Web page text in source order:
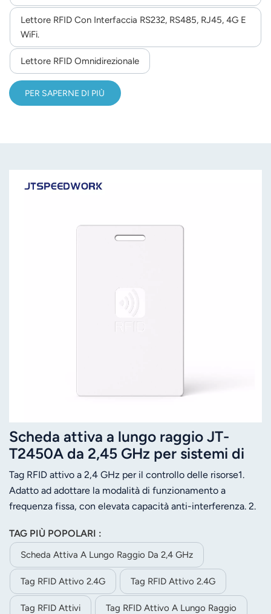
Lettore RFID Con Interfaccia RS232, RS485, RJ45, 4G E
WiFi.
Lettore RFID Omnidirezionale
PER SAPERNE DI PIÙ
Scheda attiva a lungo raggio JT-
T2450A da 2,45 GHz per sistemi di
rilevamento delle presenze
scolastiche.
Tag RFID attivo a 2,4 GHz per il controllo delle risorse1.
Adatto ad adottare la modalità di funzionamento a
frequenza fissa, con elevata capacità anti-interferenza. 2.
lettore e dal software dell'antenna, configurabile). 3.
Consumo energetico ultra-basso, corrente di lavoro
media< 10UA 4. Tag attivo, parte molto importante di un
sistema RFID, soprattutto per il tracciamento delle
persone e la gestione delle risorse, ecc.
TAG PIÙ POPOLARI :
Scheda Attiva A Lungo Raggio Da 2,4 GHz
Tag RFID Attivo 2.4G Tag RFID Attivo 2.4G
Tag RFID Attivi Tag RFID Attivo A Lungo Raggio